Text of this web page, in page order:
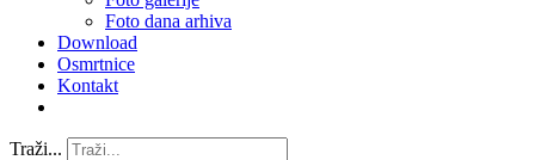
Foto dana arhiva
Download
Osmrtnice
Kontakt
Traži...